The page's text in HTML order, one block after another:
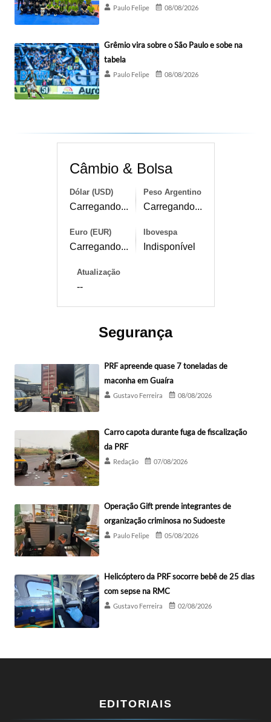
Paulo Felipe 08/08/2026
Grêmio vira sobre o São Paulo e sobe na
tabela
Paulo Felipe 08/08/2026
Câmbio & Bolsa
Dólar (USD)
Carregando...
Peso Argentino
Carregando...
Euro (EUR)
Carregando...
Ibovespa
Indisponível
Atualização
--
Segurança
PRF apreende quase 7 toneladas de
maconha em Guaíra
Gustavo Ferreira 08/08/2026
Carro capota durante fuga de fiscalização
da PRF
Redação 07/08/2026
Operação Gift prende integrantes de
organização criminosa no Sudoeste
Paulo Felipe 05/08/2026
Helicóptero da PRF socorre bebê de 25 dias
com sepse na RMC
Gustavo Ferreira 02/08/2026
EDITORIAIS